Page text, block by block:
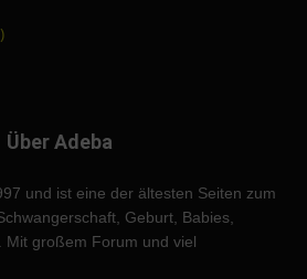
Über Adeba
und ist eine der ältesten Seiten zum
Geburt, Babies,
Mit großem Forum und viel